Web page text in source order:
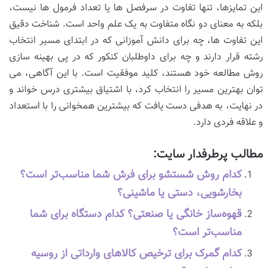
این تمایزها، تنها تفاوت در سرفصل ها یا تعداد فرمول ها نیست،
بلکه به معنای دو نگاه متفاوت به یک علم واحد است. شناخت دقیق
این تفاوت ها، چه برای دانش آموزانی که در ابتدای مسیر انتخاب
رشته قرار دارند و چه برای داوطلبان کنکور که در پی بهینه سازی
روش مطالعه خود هستند، کلید موفقیت است. با این آگاهی، می
توان بهترین مسیر را انتخاب کرد، با اشتیاق بیشتری درس خواند و
در نهایت، به هدفی دست یافت که بیشترین همخوانی را با استعداد
و علاقه فردی دارد.
مطالب پرطرفدار سایت:
کدام روش شستشو برای فرش شما مناسب‌تر است؟
بخارشویی، دستی یا ماشینی؟
قهوه‌ساز خانگی یا صنعتی؟ کدام دستگاه برای شما
مناسب‌تر است؟
کدام گمرک برای ترخیص کالاهای وارداتی از روسیه